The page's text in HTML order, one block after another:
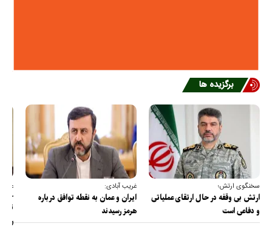
برگزیده ها
سخنگوی ارتش؛
ارتش بی وقفه در حال ارتقای عملیاتی
و دفاعی است
غریب آبادی:
ایران و عمان به نقطه توافق درباره
هرمز رسیدند
عضو
را